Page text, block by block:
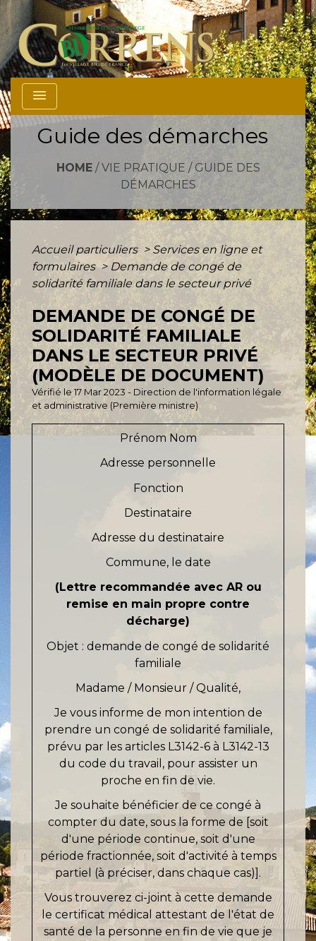
menu
Guide des démarches
HOME/ VIE PRATIQUE / GUIDE DES
DÉMARCHES
Accueil particuliers > Services en ligne et
formulaires> Demande de congé de
solidarité familiale dans le secteur privé
DEMANDE DE CONGÉ DE
SOLIDARITÉ FAMILIALE
DANS LE SECTEUR PRIVÉ
(MODÈLE DE DOCUMENT)
Vérifié le 17 Mar 2023 - Direction de l'information légale
et administrative (Première ministre)
Prénom Nom
Adresse personnelle
Fonction
Destinataire
Adresse du destinataire
Commune, le date
(Lettre recommandée avec AR ou
remise en main propre contre
décharge)
Objet : demande de congé de solidarité
familiale
Madame / Monsieur /Qualité,
Je vous informe de mon intention de
prendre un congé de solidarité familiale,
prévu par les articles L3142-6 à L3142-13
du code du travail, pour assister un
proche en fin de vie.
Je souhaite bénéficier de ce congé à
compter du date, sous la forme de [soit
d'une période continue, soit d'une
période fractionnée, soit d'activité à temps
partiel (à préciser, dans chaque cas)].
Vous trouverez ci-joint à cette demande
le certificat médical attestant de l'état de
santé de la personne en fin de vie que je